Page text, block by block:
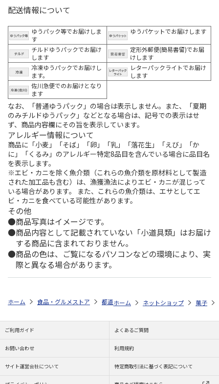
配送情報について
ゆうパック等でお届けしま
す
ゆうパケットでお届けします
チルドゆうパックでお届け
します
定形外郵便(簡易書留)でお届
けします
冷凍ゆうパックでお届けし
ます。
レターパックライトでお届け
します
佐川急便でのお届けとなり
ます
なお、「普通ゆうパック」の場合は表示しません。また、「夏期
のみチルドゆうパック」などとなる場合は、記号での表示はせ
ず、商品内容欄にその旨を表示しています。
アレルギー情報について
商品に「小麦」「そば」「卵」「乳」「落花生」「えび」「か
に」「くるみ」のアレルギー特定8品目を含んでいる場合に品目名
を表示します。
※エビ・カニを除く魚介類（これらの魚介類を原材料として製造
された加工品も含む）は、漁獲漁法によりエビ・カニが混じって
いる場合があります。 また、これらの魚介類は、エサとしてエ
ビ・カニを食べている可能性があります。
その他
商品写真はイメージです。
商品内容として記載されていない「小道具類」はお届け
する商品に含まれておりません。
商品の色は、ご覧になるパソコンなどの環境により、実
際と異なる場合があります。
ホーム 食品・グルメストア 都道府県から探す 山口県 たまご村
ホーム ネットショップ 菓子
ご利用ガイド よくあるご質問
お問い合わせ 利用規約
サイト運営会社について 特定商取引法に基づく表記について